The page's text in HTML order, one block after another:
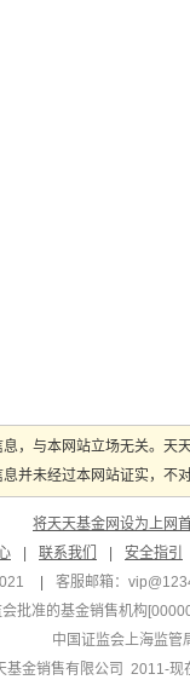
，与本网站立场无关。
并未经过本网站证实，
将天天基金网设为上网
联系我们
安全指引
客服邮箱：
批准的基金销售机构
中国证监会上海监管
基金销售有限公司 2011-